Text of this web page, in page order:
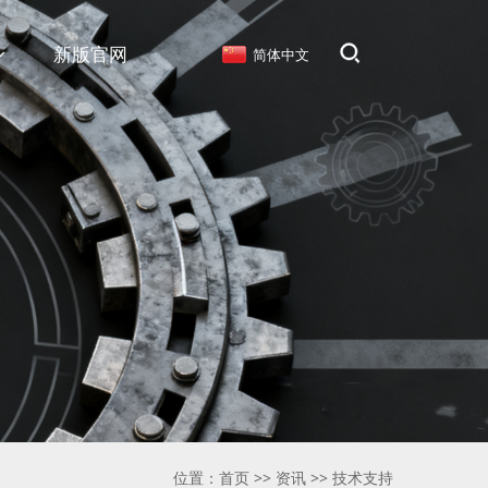
新版官网 简体中文
位置： 首页 >> 资讯 >> 技术支持